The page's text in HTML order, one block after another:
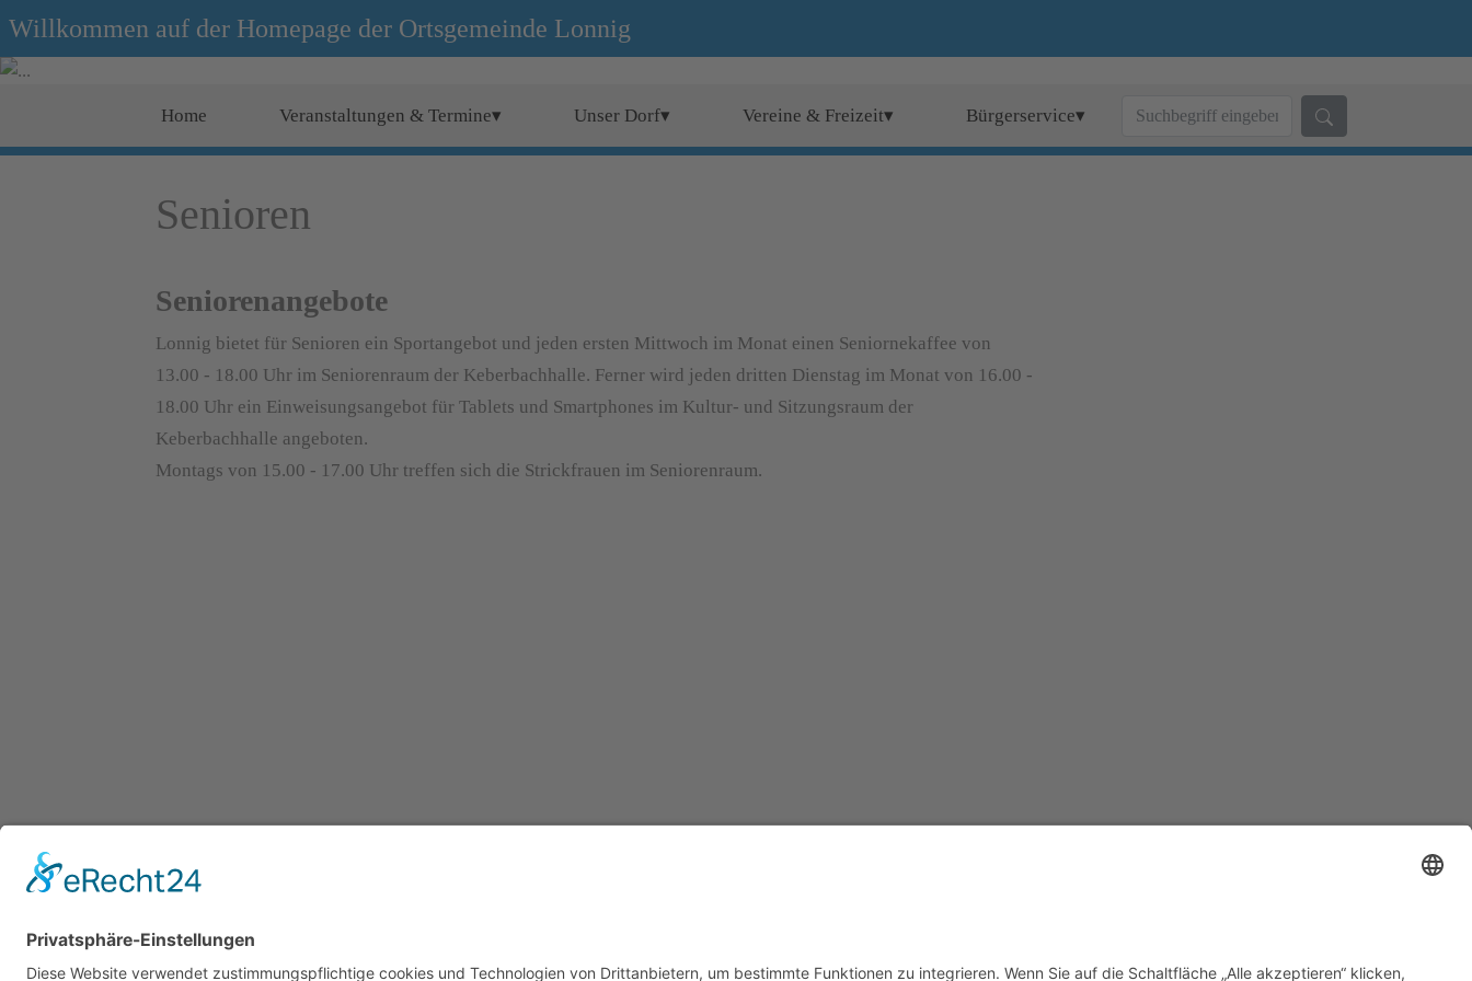
Willkommen auf der Homepage der Ortsgemeinde Lonnig
Home Veranstaltungen & Termine▾ Unser Dorf▾ Vereine & Freizeit▾ Bürgerservice▾
Senioren
Seniorenangebote
Lonnig bietet für Senioren ein Sportangebot und jeden ersten Mittwoch im Monat einen Seniornekaffee von
13.00 - 18.00 Uhr im Seniorenraum der Keberbachhalle. Ferner wird jeden dritten Dienstag im Monat von 16.00 -
18.00 Uhr ein Einweisungsangebot für Tablets und Smartphones im Kultur- und Sitzungsraum der
Keberbachhalle angeboten.
Montags von 15.00 - 17.00 Uhr treffen sich die Strickfrauen im Seniorenraum.